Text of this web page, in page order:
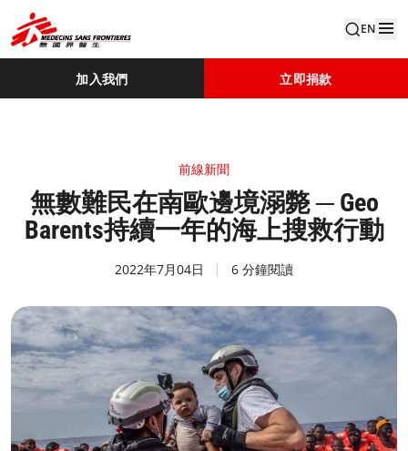
EN
加入我們 立即捐款
前線新聞
無數難民在南歐邊境溺斃 ─ Geo
Barents持續一年的海上搜救行動
2022年7月04日 6 分鐘閱讀